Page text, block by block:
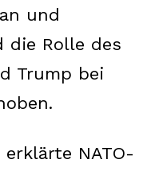
und
die Rolle des
Trump bei
NATO-